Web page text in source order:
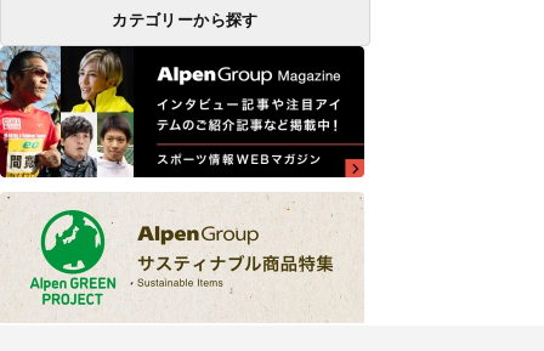
カテゴリーから探す